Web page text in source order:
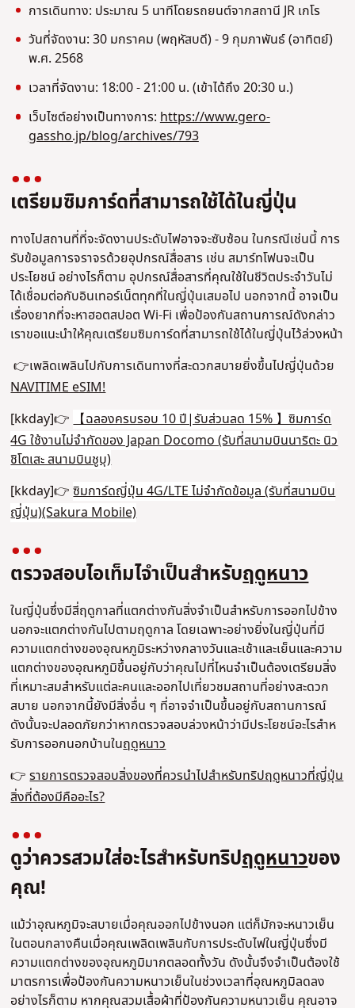
การเดินทาง: ประมาณ 5 นาทีโดยรถยนต์จากสถานี JR เกโร
วันที่จัดงาน: 30 มกราคม (พฤหัสบดี) - 9 กุมภาพันธ์ (อาทิตย์)
พ.ศ. 2568
เวลาที่จัดงาน: 18:00 - 21:00 น. (เข้าได้ถึง 20:30 น.)
เว็บไซต์อย่างเป็นทางการ:https://www.gero-
gassho.jp/blog/archives/793
เตรียมซิมการ์ดที่สามารถใช้ได้ในญี่ปุ่น
ทางไปสถานที่ที่จะจัดงานประดับไฟอาจจะซับซ้อน ในกรณีเช่นนี้ การ
รับข้อมูลการจราจรด้วยอุปกรณ์สื่อสาร เช่น สมาร์ทโฟนจะเป็น
ประโยชน์ อย่างไรก็ตาม อุปกรณ์สื่อสารที่คุณใช้ในชีวิตประจําวันไม่
ได้เชื่อมต่อกับอินเทอร์เน็ตทุกที่ในญี่ปุ่นเสมอไป นอกจากนี้ อาจเป็น
เรื่องยากที่จะหาฮอตสปอต Wi-Fi เพื่อป้องกันสถานการณ์ดังกล่าว
เราขอแนะนําให้คุณเตรียมซิมการ์ดที่สามารถใช้ได้ในญี่ปุ่นไว้ล่วงหน้า
👉เพลิดเพลินไปกับการเดินทางที่สะดวกสบายยิ่งขึ้นไปญี่ปุ่นด้วย
NAVITIME eSIM!
[kkday]👉 【ฉลองครบรอบ 10 ปี|รับส่วนลด 15% 】ซิมการ์ด
4G ใช้งานไม่จํากัดของ Japan Docomo (รับที่สนามบินนาริตะ นิว
ชิโตเสะ สนามบินชูบุ)
[kkday]👉ซิมการ์ดญี่ปุ่น 4G/LTE ไม่จํากัดข้อมูล (รับที่สนามบิน
ญี่ปุ่น)(Sakura Mobile)
ตรวจสอบไอเท็มไจําเป็นสําหรับฤดูหนาว
ในญี่ปุ่นซึ่งมีสี่ฤดูกาลที่แตกต่างกันสิ่งจําเป็นสําหรับการออกไปข้าง
นอกจะแตกต่างกันไปตามฤดูกาล โดยเฉพาะอย่างยิ่งในญี่ปุ่นที่มี
ความแตกต่างของอุณหภูมิระหว่างกลางวันและเช้าและเย็นและความ
แตกต่างของอุณหภูมิขึ้นอยู่กับว่าคุณไปที่ไหนจําเป็นต้องเตรียมสิ่ง
ที่เหมาะสมสําหรับแต่ละคนและออกไปเที่ยวชมสถานที่อย่างสะดวก
สบาย นอกจากนี้ยังมีสิ่งอื่น ๆ ที่อาจจําเป็นขึ้นอยู่กับสถานการณ์
ดังนั้นจะปลอดภัยกว่าหากตรวจสอบล่วงหน้าว่ามีประโยชน์อะไรสําห
รับการออกนอกบ้านในฤดูหนาว
👉รายการตรวจสอบสิ่งของที่ควรนําไปสําหรับทริปฤดูหนาวที่ญี่ปุ่น
สิ่งที่ต้องมีคืออะไร?
ดูว่าควรสวมใส่อะไรสําหรับทริปฤดูหนาวของ
คุณ!
แม้ว่าอุณหภูมิจะสบายเมื่อคุณออกไปข้างนอก แต่ก็มักจะหนาวเย็น
ในตอนกลางคืนเมื่อคุณเพลิดเพลินกับการประดับไฟในญี่ปุ่นซึ่งมี
ความแตกต่างของอุณหภูมิมากตลอดทั้งวัน ดังนั้นจึงจําเป็นต้องใช้
มาตรการเพื่อป้องกันความหนาวเย็นในช่วงเวลาที่อุณหภูมิลดลง
อย่างไรก็ตาม หากคุณสวมเสื้อผ้าที่ป้องกันความหนาวเย็น คุณอาจ